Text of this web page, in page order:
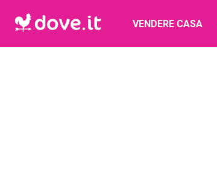
VENDERE CASA